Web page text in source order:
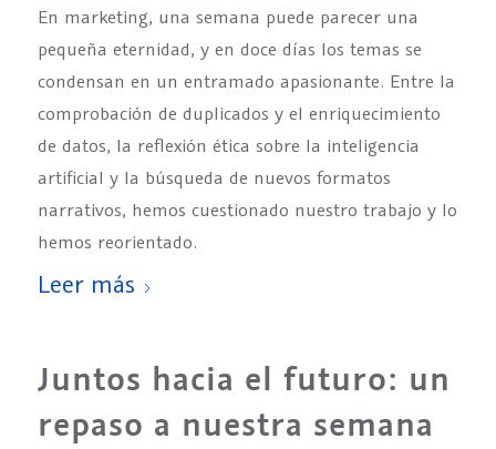
En marketing, una semana puede parecer una
pequeña eternidad, y en doce días los temas se
condensan en un entramado apasionante. Entre la
comprobación de duplicados y el enriquecimiento
de datos, la reflexión ética sobre la inteligencia
artificial y la búsqueda de nuevos formatos
narrativos, hemos cuestionado nuestro trabajo y lo
hemos reorientado.
Leer más
Juntos hacia el futuro: un
repaso a nuestra semana